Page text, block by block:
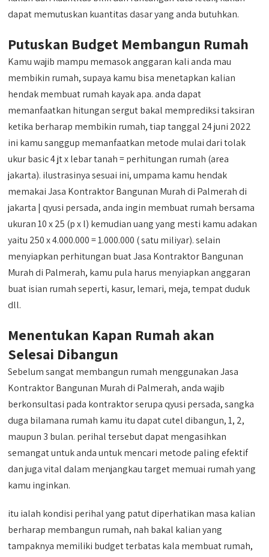
dapat memutuskan kuantitas dasar yang anda butuhkan.
Putuskan Budget Membangun Rumah
Kamu wajib mampu memasok anggaran kali anda mau
membikin rumah, supaya kamu bisa menetapkan kalian
hendak membuat rumah kayak apa. anda dapat
memanfaatkan hitungan sergut bakal memprediksi taksiran
ketika berharap membikin rumah, tiap tanggal 24 juni 2022
ini kamu sanggup memanfaatkan metode mulai dari tolak
ukur basic 4 jt x lebar tanah = perhitungan rumah (area
jakarta). ilustrasinya sesuai ini, umpama kamu hendak
memakai Jasa Kontraktor Bangunan Murah di Palmerah di
jakarta | qyusi persada, anda ingin membuat rumah bersama
ukuran 10 x 25 (p x l) kemudian uang yang mesti kamu adakan
yaitu 250 x 4.000.000 = 1.000.000 ( satu miliyar). selain
menyiapkan perhitungan buat Jasa Kontraktor Bangunan
Murah di Palmerah, kamu pula harus menyiapkan anggaran
buat isian rumah seperti, kasur, lemari, meja, tempat duduk
dll.
Menentukan Kapan Rumah akan
Selesai Dibangun
Sebelum sangat membangun rumah menggunakan Jasa
Kontraktor Bangunan Murah di Palmerah, anda wajib
berkonsultasi pada kontraktor serupa qyusi persada, sangka
duga bilamana rumah kamu itu dapat cutel dibangun, 1, 2,
maupun 3 bulan. perihal tersebut dapat mengasihkan
semangat untuk anda untuk mencari metode paling efektif
dan juga vital dalam menjangkau target memuai rumah yang
kamu inginkan.
itu ialah kondisi perihal yang patut diperhatikan masa kalian
berharap membangun rumah, nah bakal kalian yang
tampaknya memiliki budget terbatas kala membuat rumah,